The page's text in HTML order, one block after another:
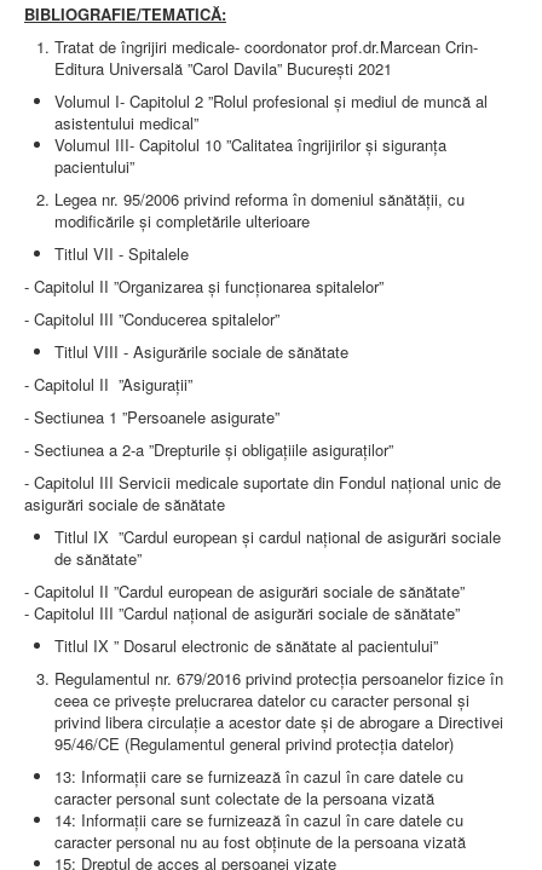
COMPARTIMENTUL DE PRIMIRE URGENȚE (CPU)
LABORATOARE
LABORATOR DE ANALIZE MEDICALE
LABORATOR DE RADIOLOGIE ŞI IMAGISTICĂ
MEDICALĂ
BLOC STERILIZARE
APARAT FUNCŢIONAL
DISPENSAR DE PNEUMOFTIZIOLOGIE (TBC)
AMBULATORIU INTEGRAT
CABINET PNEUMOLGIE
AMBULATOR BOLI INFECŢIOASE
AMBULATOR OBSTETRICĂ GINECOLOGIE
AMBULATOR CHIRURGIE
AMBULATOR ORTOPEDIE ȘI TRAUMATOLOGIE
AMBULATOR MEDICINĂ INTERNĂ
AMBULATOR NEUROLOGIE
AMBULATOR PEDIATRIE
AMBULATOR ÎNGRIJIRI PALIATIVE
PROIECT DE MANAGEMENT 2026
PLAN STRATEGIC 2021 - 2025
PROIECT DE MANAGEMENT 2021
CONSILIUL DE ADMINISTRAŢIE
COMITET DIRECTOR
DECLARATIE MANAGER PRIVIND IMPLEMENTAREA
SISTEMULUI DE CALITATE 2019
PLAN MANAGEMENT
INTEGRITATE
ADMINISTRATIV
RESURSE UMANE
INFORMAŢII
JURIDIC
LEGISLAȚIE
ECONOMIC
BIBLIOGRAFIE/TEMATICĂ:
Tratat de îngrijiri medicale- coordonator prof.dr.Marcean Crin-
Editura Universală ”Carol Davila” București 2021
Volumul I- Capitolul 2 ”Rolul profesional și mediul de muncă al
asistentului medical”
Volumul III- Capitolul 10 ”Calitatea îngrijirilor și siguranța
pacientului”
Legea nr. 95/2006 privind reforma în domeniul sănătății, cu
modificările și completările ulterioare
Titlul VII - Spitalele
- Capitolul II ”Organizarea și funcționarea spitalelor”
- Capitolul III ”Conducerea spitalelor”
Titlul VIII - Asigurările sociale de sănătate
- Capitolul II ”Asigurații”
- Sectiunea 1 ”Persoanele asigurate”
- Sectiunea a 2-a ”Drepturile și obligațiile asiguraților”
- Capitolul III Servicii medicale suportate din Fondul național unic de
asigurări sociale de sănătate
Titlul IX ”Cardul european și cardul național de asigurări sociale
de sănătate”
- Capitolul II ”Cardul european de asigurări sociale de sănătate”
- Capitolul III ”Cardul național de asigurări sociale de sănătate”
Titlul IX ” Dosarul electronic de sănătate al pacientului”
Regulamentul nr. 679/2016 privind protecţia persoanelor fizice în
ceea ce priveşte prelucrarea datelor cu caracter personal şi
privind libera circulaţie a acestor date şi de abrogare a Directivei
95/46/CE (Regulamentul general privind protecţia datelor)
13: Informaţii care se furnizează în cazul în care datele cu
caracter personal sunt colectate de la persoana vizată
14: Informaţii care se furnizează în cazul în care datele cu
caracter personal nu au fost obţinute de la persoana vizată
15: Dreptul de acces al persoanei vizate